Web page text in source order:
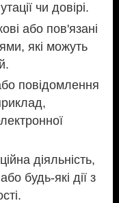
чи довірі.
або пов'язані
які можуть
повідомлення
діяльність,
будь-які дії з